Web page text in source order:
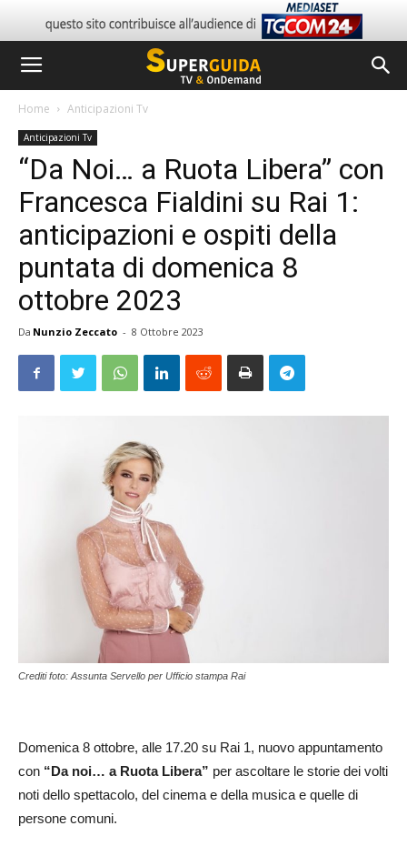
Home Anticipazioni Tv
Anticipazioni Tv
“Da Noi… a Ruota Libera” con
Francesca Fialdini su Rai 1:
anticipazioni e ospiti della
puntata di domenica 8
ottobre 2023
Da Nunzio Zeccato - 8 Ottobre 2023
Crediti foto: Assunta Servello per Ufficio stampa Rai
Domenica 8 ottobre, alle 17.20 su Rai 1, nuovo appuntamento
con “Da noi… a Ruota Libera” per ascoltare le storie dei volti
noti dello spettacolo, del cinema e della musica e quelle di
persone comuni.